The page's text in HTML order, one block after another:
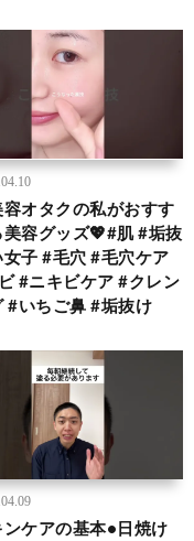
容オタクの私がおすす
容グッズ💖#肌 #垢抜
女子 #毛穴 #毛穴ケア
#ニキビケア #クレン
#いちご鼻 #垢抜け
ンケアの基本•日焼け